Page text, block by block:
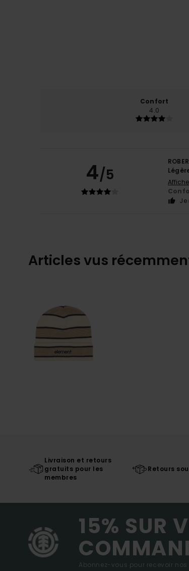
Confort
4.0
4/5
Articles vus
Livraison et retours
gratuits pour les
membres
Retours
15% SUR
Abonnez-vous pour recevoir